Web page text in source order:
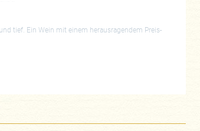
tief. Ein Wein mit einem herausragendem Preis-